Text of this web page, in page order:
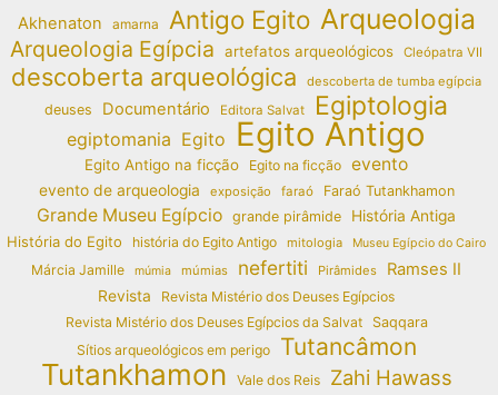
Akhenaton amarna Antigo Egito Arqueologia
Arqueologia Egípcia artefatos arqueológicos Cleópatra VII
descoberta arqueológica descoberta de tumba egípcia
deuses Documentário Editora Salvat Egiptologia
egiptomania Egito Egito Antigo
Egito Antigo na ficção Egito na ficção evento
evento de arqueologia exposição faraó Faraó Tutankhamon
Grande Museu Egípcio grande pirâmide
História Antiga
História do Egito
história do Egito Antigo mitologia Museu Egípcio do Cairo
Márcia Jamille múmia múmias nefertiti Pirâmides Ramses II
Revista
Revista Mistério dos Deuses Egípcios
Revista Mistério dos Deuses Egípcios da Salvat
Saqqara
Sítios arqueológicos em perigo
Tutancâmon
Tutankhamon Vale dos Reis Zahi Hawass